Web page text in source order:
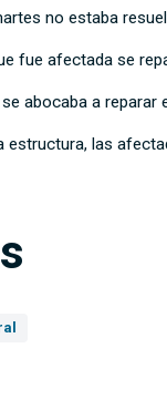
no estaba
fue afectada se
abocaba a reparar
estructura, las